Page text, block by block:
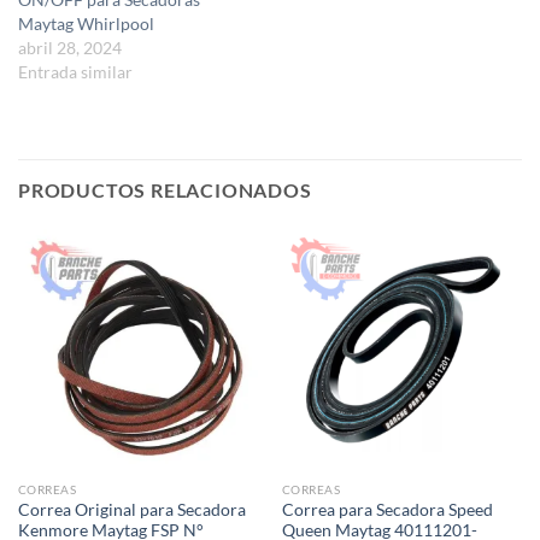
Maytag Whirlpool
abril 28, 2024
Entrada similar
PRODUCTOS RELACIONADOS
CORREAS
Correa Original para Secadora
Kenmore Maytag FSP N°
CORREAS
Correa para Secadora Speed
Queen Maytag 40111201-